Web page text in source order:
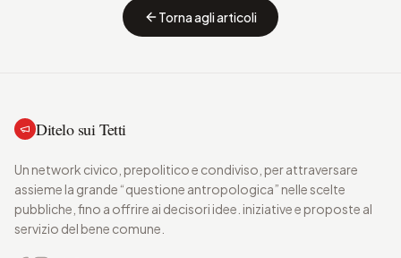
Torna agli articoli
Ditelo sui Tetti
Un network civico, prepolitico e condiviso, per attraversare
assieme la grande “questione antropologica” nelle scelte
pubbliche, fino a offrire ai decisori idee. iniziative e proposte al
servizio del bene comune.